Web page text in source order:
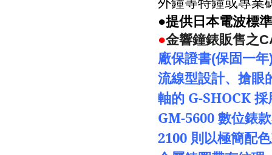
●提供日本電波標
●金響鐘錶販售之
廠保證書(保固一年
流線型設計、搶眼
軸的 G-SHOCK 採
GM-5600 數位錶
2100 則以極簡配